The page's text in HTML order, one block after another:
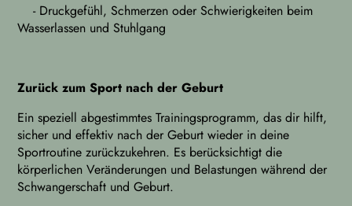
- Druckgefühl, Schmerzen oder Schwierigkeiten beim
Wasserlassen und Stuhlgang
Zurück zum Sport nach der Geburt
Ein speziell abgestimmtes Trainingsprogramm, das dir hilft,
sicher und effektiv nach der Geburt wieder in deine
Sportroutine zurückzukehren. Es berücksichtigt die
körperlichen Veränderungen und Belastungen während der
Schwangerschaft und Geburt.